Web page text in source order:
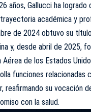
años, Gallucci ha logrado
académica y
de 2024 obtuvo su
y, desde abril de 2025,
Aérea de los Estados
funciones relacionadas
reafirmando su vocación
con la salud.